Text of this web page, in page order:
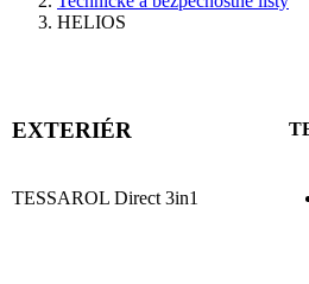
HELIOS
EXTERIÉR
TESSAROL Direct 3in1